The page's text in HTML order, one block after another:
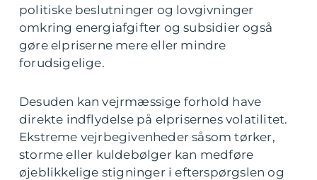
politiske beslutninger og lovgivninger
omkring energiafgifter og subsidier også
gøre elpriserne mere eller mindre
forudsigelige.
Desuden kan vejrmæssige forhold have
direkte indflydelse på elprisernes volatilitet.
Ekstreme vejrbegivenheder såsom tørker,
storme eller kuldebølger kan medføre
øjeblikkelige stigninger i efterspørgslen og